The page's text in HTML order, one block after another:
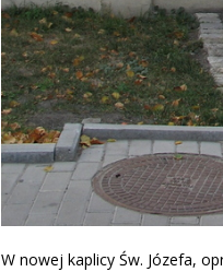
W nowej kaplicy Św. Józefa,